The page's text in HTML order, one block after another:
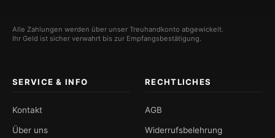
Alle Zahlungen werden über unser Treuhandkonto abgewickelt.
Ihr Geld ist sicher verwahrt bis zur Empfangsbestätigung.
SERVICE & INFO
Kontakt
Über uns
RECHTLICHES
AGB
Widerrufsbelehrung